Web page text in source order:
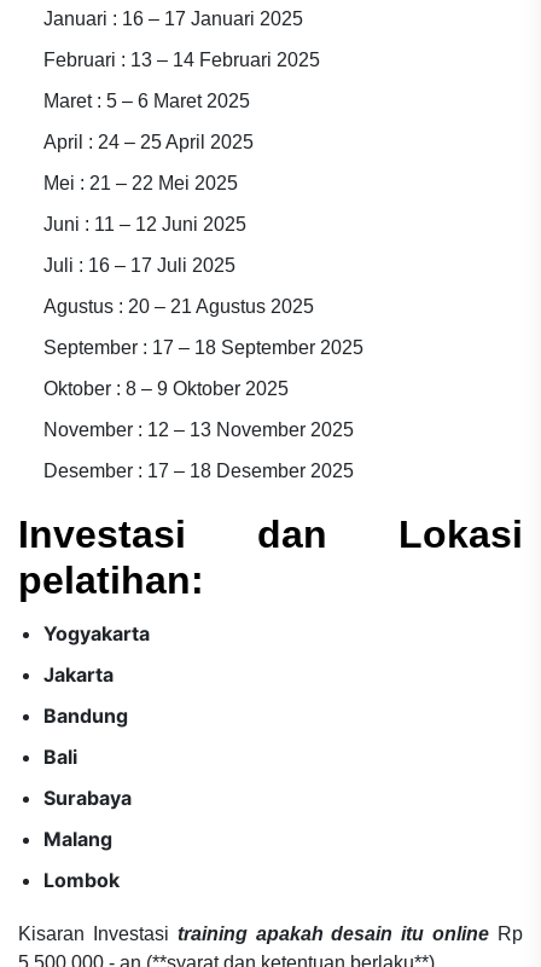
Januari : 16 – 17 Januari 2025
Februari : 13 – 14 Februari 2025
Maret : 5 – 6 Maret 2025
April : 24 – 25 April 2025
Mei : 21 – 22 Mei 2025
Juni : 11 – 12 Juni 2025
Juli : 16 – 17 Juli 2025
Agustus : 20 – 21 Agustus 2025
September : 17 – 18 September 2025
Oktober : 8 – 9 Oktober 2025
November : 12 – 13 November 2025
Desember : 17 – 18 Desember 2025
Investasi dan Lokasi
pelatihan:
Yogyakarta
Jakarta
Bandung
Bali
Surabaya
Malang
Lombok
Kisaran Investasi training apakah desain itu online Rp
5.500.000,- an (**syarat dan ketentuan berlaku**)